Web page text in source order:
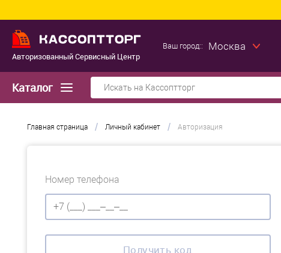
Авторизованный Сервисный Центр
Ваш город:: Москва
Каталог
Главная страница / Личный кабинет / Авторизация
Номер телефона
Получить код